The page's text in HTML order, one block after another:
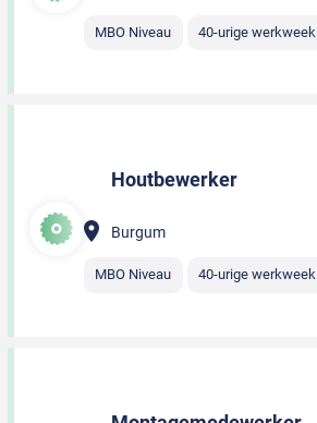
MBO Niveau 40-urige werkweek
Houtbewerker
Burgum
MBO Niveau 40-urige werkweek